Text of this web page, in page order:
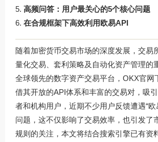
高频问答：用户最关心的5个核心问题
在合规框架下高效利用欧易API
随着加密货币交易市场的深度发展，交易
量化交易、套利策略及自动化资产管理的
全球领先的数字资产交易平台， OKX官网
借其开放的API体系和丰富的交易对，吸
者和机构用户，近期不少用户反馈遭遇“欧
问题，这不仅影响了交易效率，也引发了
规则的关注，本文将结合搜索引擎已有资